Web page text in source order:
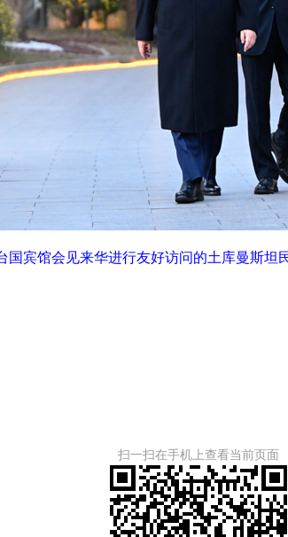
宾馆会见来华进行友好访问的土库曼斯坦
扫一扫在手机上查看当前页面